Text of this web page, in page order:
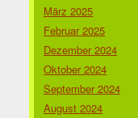
März 2025
Februar 2025
Dezember 2024
Oktober 2024
September 2024
August 2024